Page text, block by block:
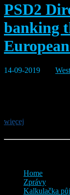
PSD2
banking
14-09-2019
więcej
Home
Zprávy
Kalkulačka